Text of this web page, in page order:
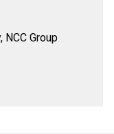
NCC Group